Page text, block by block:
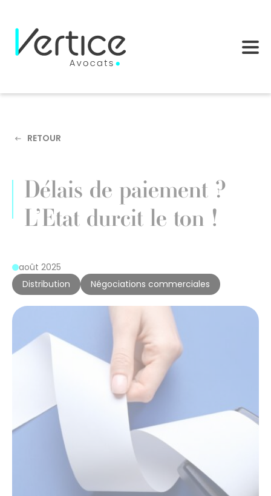
RETOUR
Délais de paiement ?
L’Etat durcit le ton !
août 2025
Distribution
Négociations commerciales